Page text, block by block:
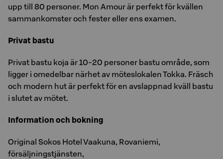
upp till 80 personer. Mon Amour är perfekt för kvällen
sammankomster och fester eller ens examen.
Privat bastu
Privat bastu koja är 10-20 personer bastu område, som
ligger i omedelbar närhet av möteslokalen Tokka. Fräsch
och modern hut är perfekt för en avslappnad kväll bastu
i slutet av mötet.
Information och bokning
Original Sokos Hotel Vaakuna, Rovaniemi,
försäljningstjänsten,